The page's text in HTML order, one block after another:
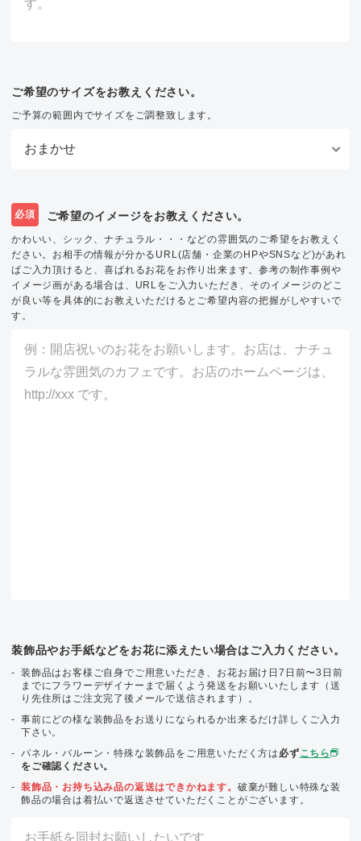
ご希望のサイズをお教えください。
ご予算の範囲内でサイズをご調整致します。
必須 ご希望のイメージをお教えください。
かわいい、シック、ナチュラル・・・などの雰囲気のご希望をお教えく
ださい。お相手の情報が分かるURL(店舗・企業のHPやSNSなど)があれ
ばご入力頂けると、喜ばれるお花をお作り出来ます。参考の制作事例や
イメージ画がある場合は、URLをご入力いただき、そのイメージのどこ
が良い等を具体的にお教えいただけるとご希望内容の把握がしやすいで
す。
装飾品やお手紙などをお花に添えたい場合はご入力ください。
装飾品はお客様ご自身でご用意いただき、お花お届け日7日前〜3日前
までにフラワーデザイナーまで届くよう発送をお願いいたします（送
り先住所はご注文完了後メールで送信されます）。
事前にどの様な装飾品をお送りになられるか出来るだけ詳しくご入力
下さい。
パネル・バルーン・特殊な装飾品をご用意いただく方は 必ずこちら
をご確認ください。
装飾品・お持ち込み品の返送はできかねます。 破棄が難しい特殊な装
飾品の場合は着払いで返送させていただくことがございます。